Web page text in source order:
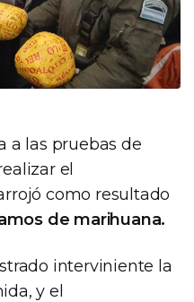
a las pruebas de
el
como resultado
de marihuana.
interviniente la
y el